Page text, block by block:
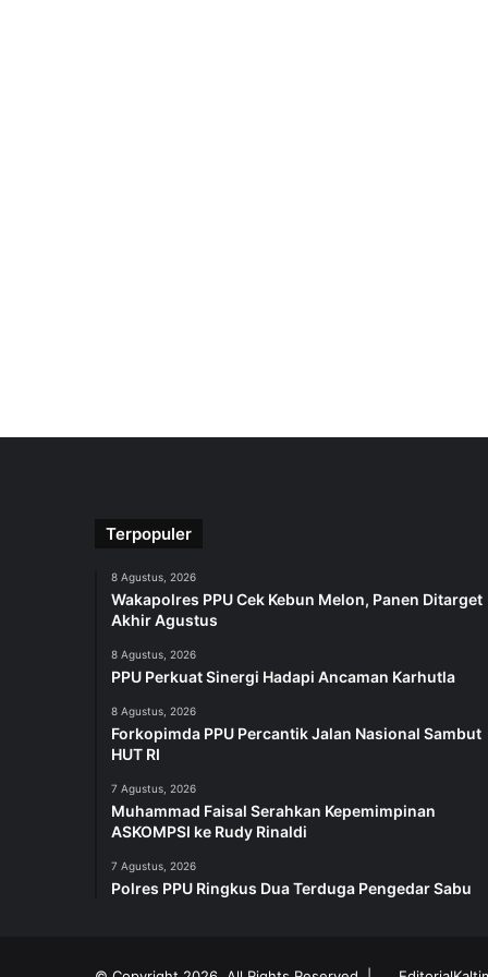
Terpopuler
8 Agustus, 2026
Wakapolres PPU Cek Kebun Melon, Panen Ditarget
Akhir Agustus
8 Agustus, 2026
PPU Perkuat Sinergi Hadapi Ancaman Karhutla
8 Agustus, 2026
Forkopimda PPU Percantik Jalan Nasional Sambut
HUT RI
7 Agustus, 2026
Muhammad Faisal Serahkan Kepemimpinan
ASKOMPSI ke Rudy Rinaldi
7 Agustus, 2026
Polres PPU Ringkus Dua Terduga Pengedar Sabu